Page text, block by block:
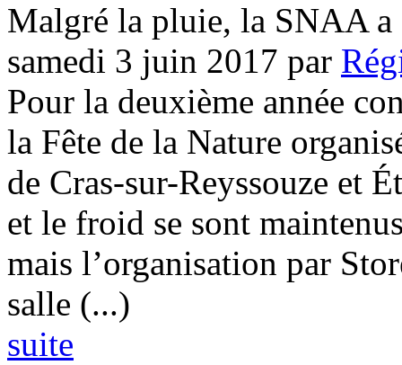
Malgré la pluie, la SNAA a
samedi 3 juin 2017 par
Pour la deuxième année
la Fête de la Nature
de Cras-sur-Reyssouze et
et le froid se sont
mais l’organisation par
salle (...)
suite